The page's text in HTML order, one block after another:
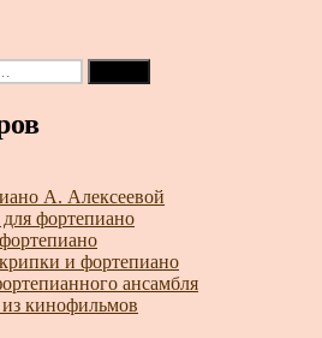
А. Алексеевой
фортепиано
и фортепиано
ансамбля
кинофильмов